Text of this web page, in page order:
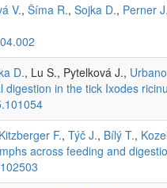
V., Šíma R., Sojka D., Perner J.
D., Lu S., Pytelková J.,
in the tick Ixodes
Kitzberger F., Týč J., Bílý T.,
across feeding and